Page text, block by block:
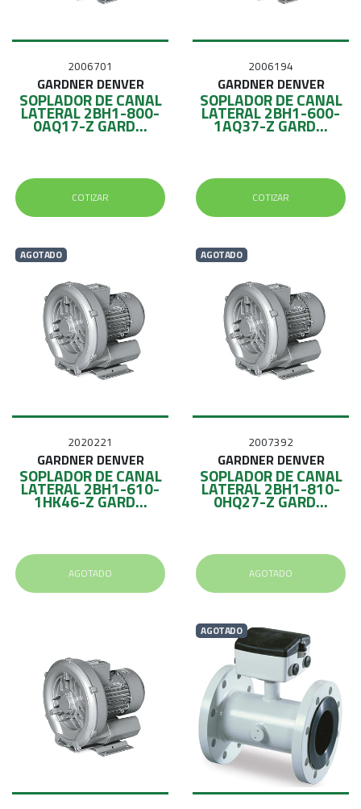
2006701
GARDNER DENVER
SOPLADOR DE CANAL
LATERAL 2BH1-800-
0AQ17-Z GARD...
COTIZAR
2006194
GARDNER DENVER
SOPLADOR DE CANAL
LATERAL 2BH1-600-
1AQ37-Z GARD...
COTIZAR
AGOTADO
2020221
GARDNER DENVER
SOPLADOR DE CANAL
LATERAL 2BH1-610-
1HK46-Z GARD...
AGOTADO
AGOTADO
2007392
GARDNER DENVER
SOPLADOR DE CANAL
LATERAL 2BH1-810-
0HQ27-Z GARD...
AGOTADO
AGOTADO